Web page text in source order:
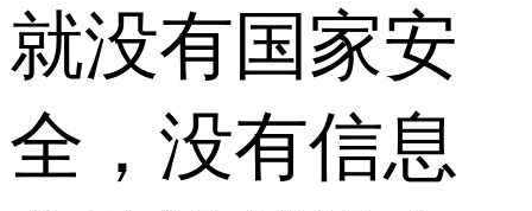
就没有国家安
全，没有信息